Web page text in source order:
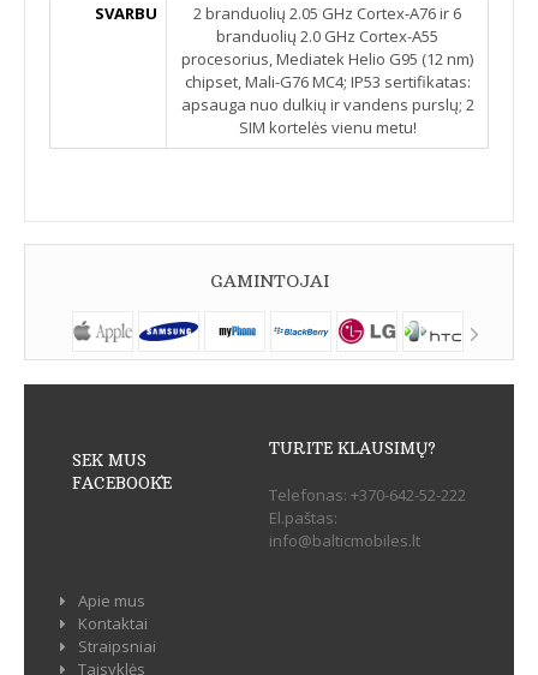
SVARBU
2 branduolių 2.05 GHz Cortex-A76 ir 6
branduolių 2.0 GHz Cortex-A55
procesorius, Mediatek Helio G95 (12 nm)
chipset, Mali-G76 MC4; IP53 sertifikatas:
apsauga nuo dulkių ir vandens purslų; 2
SIM kortelės vienu metu!
GAMINTOJAI
SEK MUS
FACEBOOK`E
TURITE KLAUSIMŲ?
Telefonas: +370-642-52-222
El.paštas:
info@balticmobiles.lt
Apie mus
Kontaktai
Straipsniai
Taisyklės